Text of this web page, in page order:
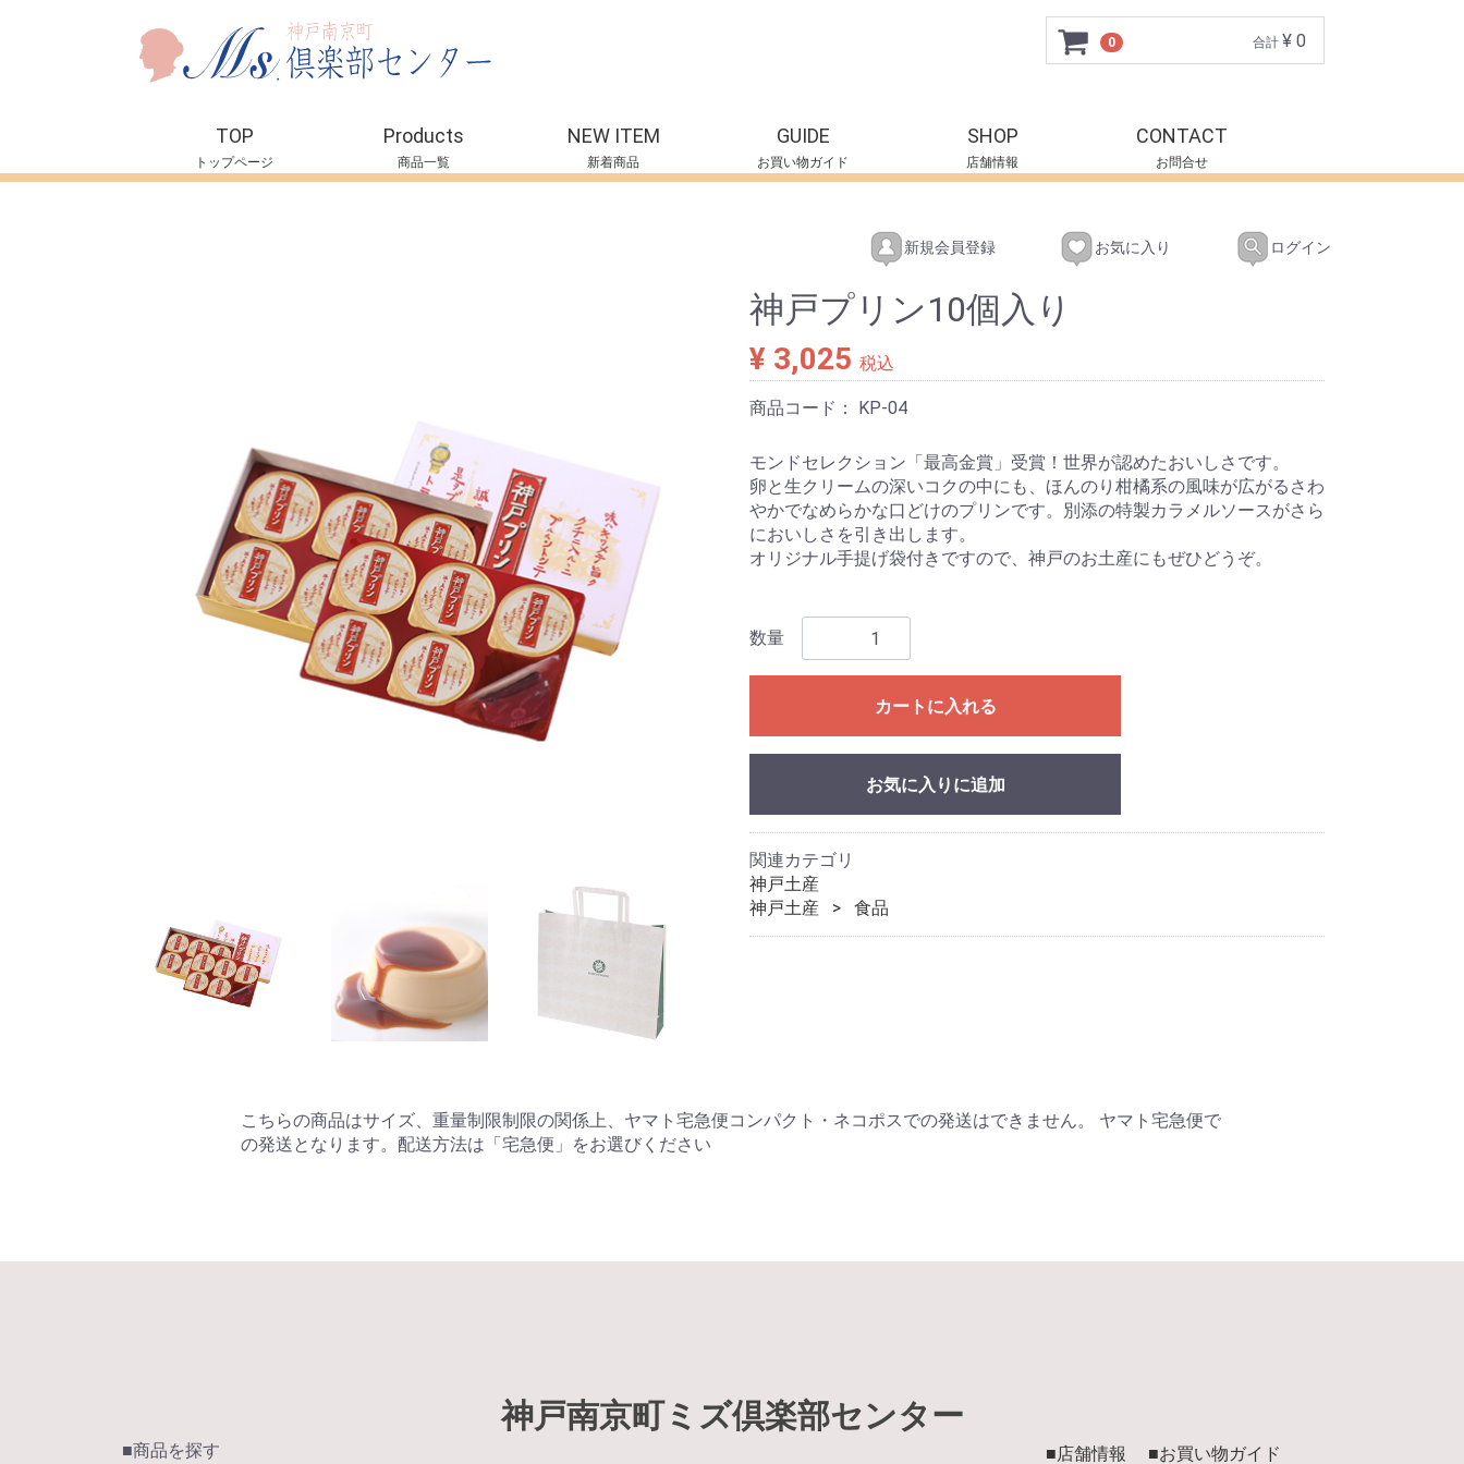
0 合計 ¥ 0
TOP
トップページ
Products
商品一覧
衣料品 チャイナドレス
太極拳服
Tシャツ
靴下
タオル
子供用
靴・サンダル
アクセサリー ストラップ
キーホルダー
扇子
インテリア
神戸土産 雑貨
食品
雑貨 日本雑貨
中国雑貨
トルコ雑貨
その他雑貨
キャラクターグッズ 鬼滅の刃
キティーちゃん
スヌーピー
ゆきおシリーズ
もけけシリーズ
ご当地キャラグ
縁起物
ご当地ベア
NEW ITEM
新着商品
GUIDE
お買い物ガイド
SHOP
店舗情報
CONTACT
お問合せ
新規会員登録 お気に入り ログイン
神戸プリン10個入り
¥ 3,025 税込
商品コード： KP-04
モンドセレクション「最高金賞」受賞！世界が認めたおいしさです。
卵と生クリームの深いコクの中にも、ほんのり柑橘系の風味が広がるさわ
やかでなめらかな口どけのプリンです。別添の特製カラメルソースがさら
においしさを引き出します。
オリジナル手提げ袋付きですので、神戸のお土産にもぜひどうぞ。
数量
カートに入れる
お気に入りに追加
関連カテゴリ
神戸土産
神戸土産
食品
こちらの商品はサイズ、重量制限制限の関係上、ヤマト宅急便コンパクト・ネコポスでの発送はできません。 ヤマト宅急便で
の発送となります。配送方法は「宅急便」をお選びください
神戸南京町ミズ倶楽部センター
■商品を探す ■店舗情報 ■お買い物ガイド